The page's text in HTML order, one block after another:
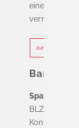
einen
vermeiden.
zur
Sparkasse
BLZ 683 518
Konto Nr. 8